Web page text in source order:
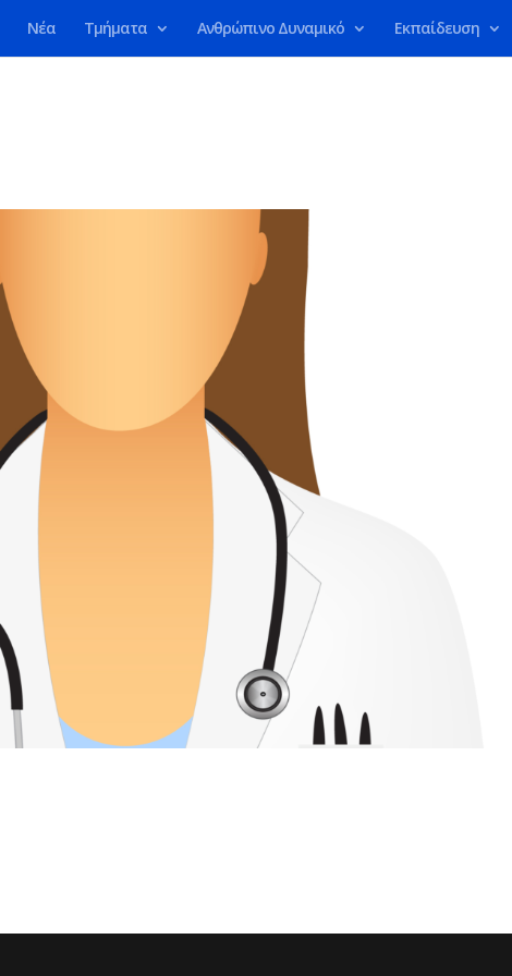
Νέα Τμήματα Ανθρώπινο Δυναμικό Εκπαίδευση